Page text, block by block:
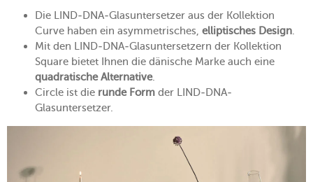
Die LIND-DNA-Glasuntersetzer aus der Kollektion
Curve haben ein asymmetrisches, elliptisches Design
Mit den LIND-DNA-Glasuntersetzern der Kollektion
Square bietet Ihnen die dänische Marke auch eine
quadratische Alternative.
Circle ist die runde Form der LIND-DNA-
Glasuntersetzer.